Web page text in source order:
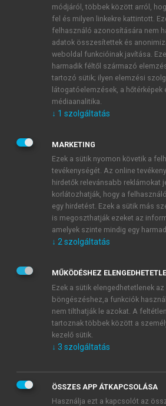
ÚJ FIÓK LÉTREHOZÁSA
1 óra díjmentes hozzáférés
E-MAIL-CÍM
JELSZÓ
JELSZÓ ÚJRA
Kérek értesítést a MeRSZ
Kérek értesítést az Akadémiai Kiadó
Adatkezelési tájékoztatóban
veszem és elfogadom.
Általános vásárlási feltételeket,
mersz.huoldalak
tudomásul veszem és elfogadom.
KIPRÓBÁLOM
módjáról, többek között arról,
fel és milyen linkekre kattintott.
felhasználó azonosítására nem
adatok összesítettek és
weboldal funkcióinak javítása.
harmadik féltől származó
tartozó sütik; ilyen elemzési
látogatóelemzések, a hőtérképek
médiaanalitika.
↓ 1 szolgáltatás
MARKETING
Ezek a sütik nyomon követik a
tevékenységét. Az online
hirdetők relevánsabb reklámokat
korlátozhatják, hogy a
egy hirdetést. Ezek a sütik más
is megoszthatják ezeket az
amelyek szinte mindig egy
↓ 2 szolgáltatás
MŰKÖDÉSHEZ
Ezek a sütik elengedhetetlenek
böngészéshez,a funkciók
nem tilthatják le azokat. A
tartoznak többek között a
kezelő sütik.
↓ 3 szolgáltatás
ÖSSZES APP ÁTKAPCSOLÁSA
Használja ezt a kapcsolót az